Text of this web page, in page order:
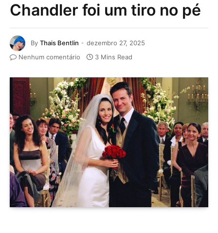
Chandler foi um tiro no pé
By Thais Bentlin
dezembro 27, 2025
Nenhum comentário
3 Mins Read